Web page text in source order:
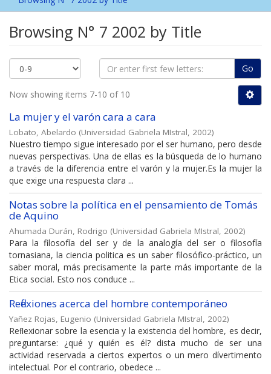
Browsing N° 7 2002 by Title
Go
Now showing items 7-10 of 10
La mujer y el varón cara a cara
Lobato, Abelardo (Universidad Gabriela MIstral, 2002)
Nuestro tiempo sigue interesado por el ser humano, pero desde
nuevas perspectivas. Una de ellas es la búsqueda de lo humano
a través de la diferencia entre el varón y la mujer.Es la mujer la
que exige una respuesta clara ...
Notas sobre la política en el pensamiento de Tomás
de Aquino
Ahumada Durán, Rodrigo (Universidad Gabriela MIstral, 2002)
Para la filosofía del ser y de la analogía del ser o filosofía
tornasiana, la ciencia politica es un saber filosófico-práctico, un
saber moral, más precisamente la parte más importante de la
Etica social. Esto nos conduce ...
Reflexiones acerca del hombre contemporáneo
Yañez Rojas, Eugenio (Universidad Gabriela MIstral, 2002)
Reﬂexionar sobre la esencia y la existencia del hombre, es decir,
preguntarse: ¿qué y quién es él? dista mucho de ser una
actividad reservada a ciertos expertos o un mero dívertimento
intelectual. Por el contrario, obedece ...